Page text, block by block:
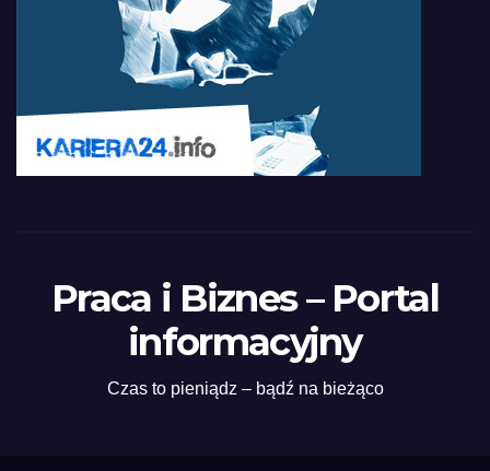
Praca i Biznes – Portal
informacyjny
Czas to pieniądz – bądź na bieżąco